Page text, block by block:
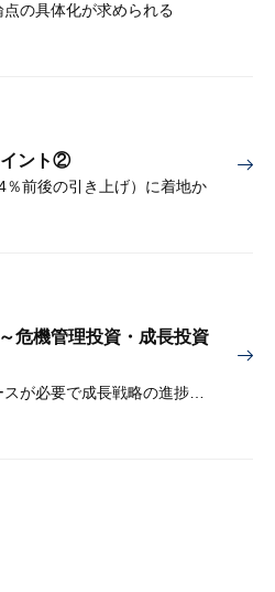
の具体化が求められる
イント②
前後の引き上げ）に着地か
機管理投資・成長投資
米国を上回る生産性向上ペースが必要で成長戦略の進捗管理も課題